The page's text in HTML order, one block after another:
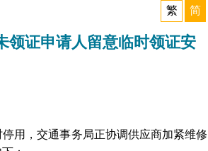
繁 简
领证申请人留意临时领证安
用，交通事务局正协调供应商加紧维修